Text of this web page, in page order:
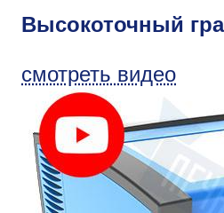
Высокоточный
смотреть видео